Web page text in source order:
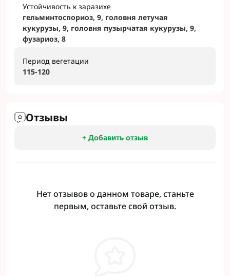
Устойчивость к заразихе
гельминтоспориоз, 9, головня летучая
кукурузы, 9, головня пузырчатая кукурузы, 9,
фузариоз, 8
Период вегетации
115-120
Отзывы
+ Добавить отзыв
Нет отзывов о данном товаре, станьте
первым, оставьте свой отзыв.